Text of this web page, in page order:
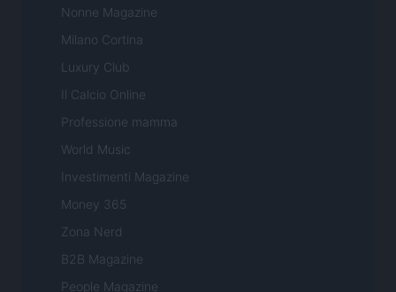
Nonne Magazine
Milano Cortina
Luxury Club
Il Calcio Online
Professione mamma
World Music
Investimenti Magazine
Money 365
Zona Nerd
B2B Magazine
People Magazine